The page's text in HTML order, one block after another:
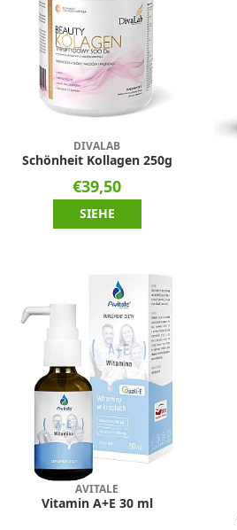
DIVALAB
Schönheit Kollagen 250g
€39,50
SIEHE
AVITALE
Vitamin A+E 30 ml